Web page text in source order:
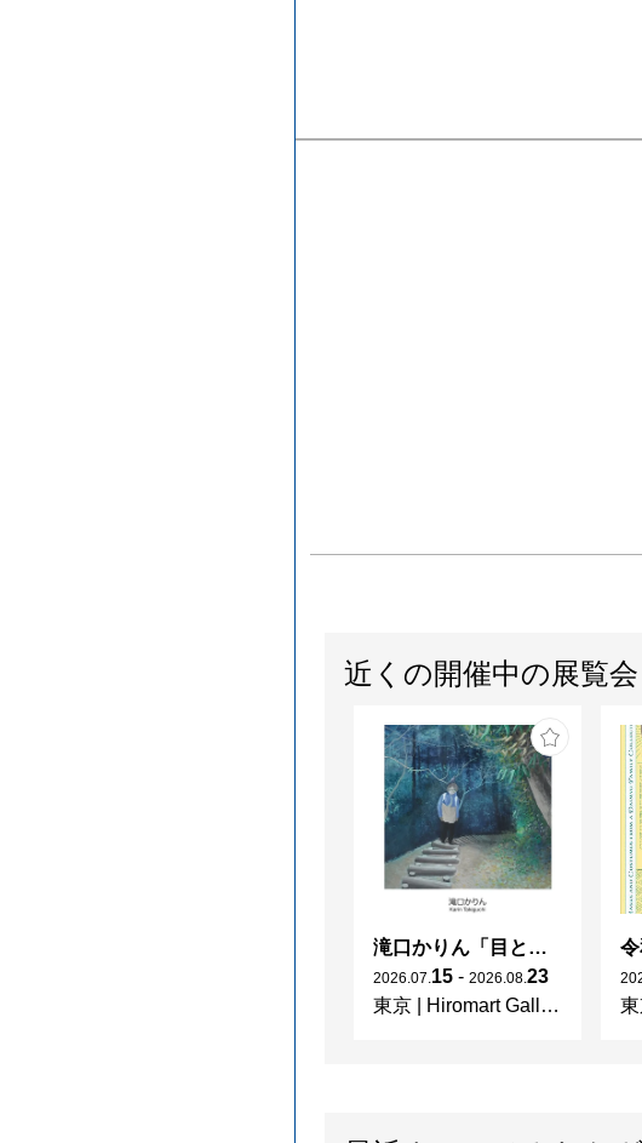
近くの開催中の展覧会
滝口かりん「目と手」
2026 07 15 - 2026 08 23
東京
Hiromart Gallery Tokyo